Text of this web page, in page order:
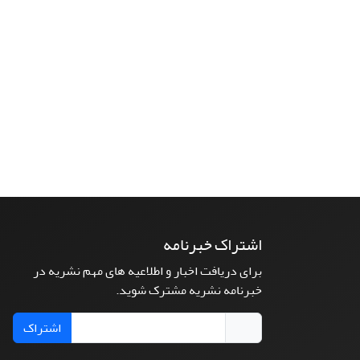
اشتراک خبرنامه
برای دریافت اخبار و اطلاعیه های مهم نشریه در
خبرنامه نشریه مشترک شوید.
اشتراک